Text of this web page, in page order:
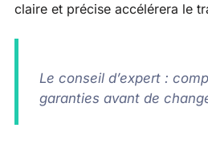
claire et précise accélérera le
Le conseil d’expert :
garanties avant de